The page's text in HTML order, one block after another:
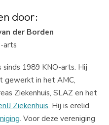
door:
der Borden
arts
sinds 1989 KNO-arts. Hij
gewerkt in het AMC,
Ziekenhuis, SLAZ en het
Ziekenhuis. Hij is erelid
. Voor deze vereniging